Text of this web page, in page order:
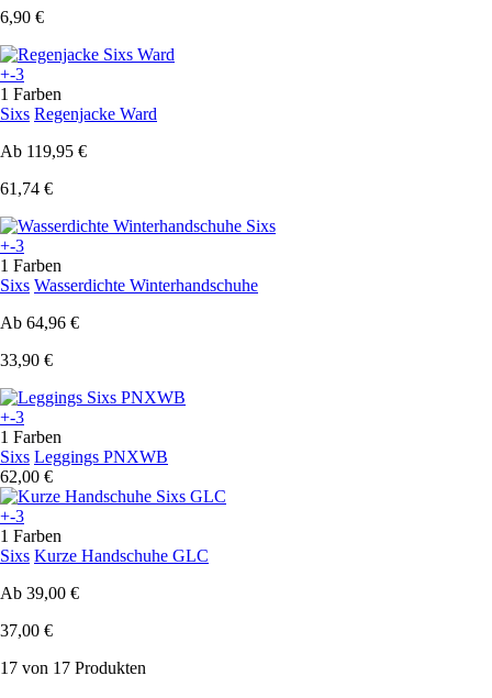
6,90 €
+-3
1 Farben
Sixs Regenjacke Ward
Ab 119,95 €
61,74 €
+-3
1 Farben
Sixs Wasserdichte Winterhandschuhe
Ab 64,96 €
33,90 €
+-3
1 Farben
Sixs Leggings PNXWB
62,00 €
+-3
1 Farben
Sixs Kurze Handschuhe GLC
Ab 39,00 €
37,00 €
17 von 17 Produkten